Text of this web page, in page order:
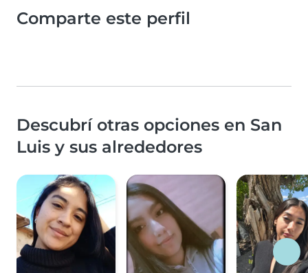
Comparte este perfil
Descubrí otras opciones en San
Luis y sus alrededores